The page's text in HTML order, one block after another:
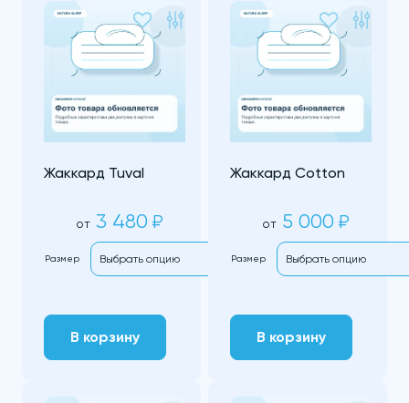
Жаккард Tuval
от 3 480 ₽
Размер
В корзину
Жаккард Cotton
от 5 000 ₽
Размер
В корзину